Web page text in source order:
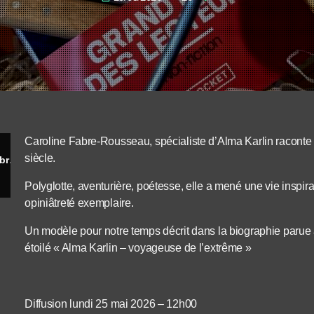
Aventure est un nom féminin – Caroline Fabre-Rousseau
Caroline Fabre-Rousseau, spécialiste d’Alma Karlin
siècle.
Polyglotte, aventurière, poétesse, elle a mené une vie
opiniâtreté exemplaire.
Un modèle pour notre temps décrit dans la biographie
étoilé « Alma Karlin – voyageuse de l’extrême »
Diffusion lundi 25 mai 2026 – 12h00